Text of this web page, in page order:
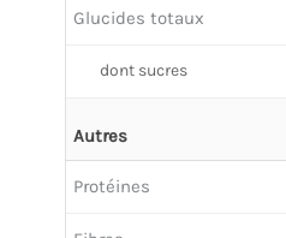
Glucides totaux
dont sucres
Autres
Protéines